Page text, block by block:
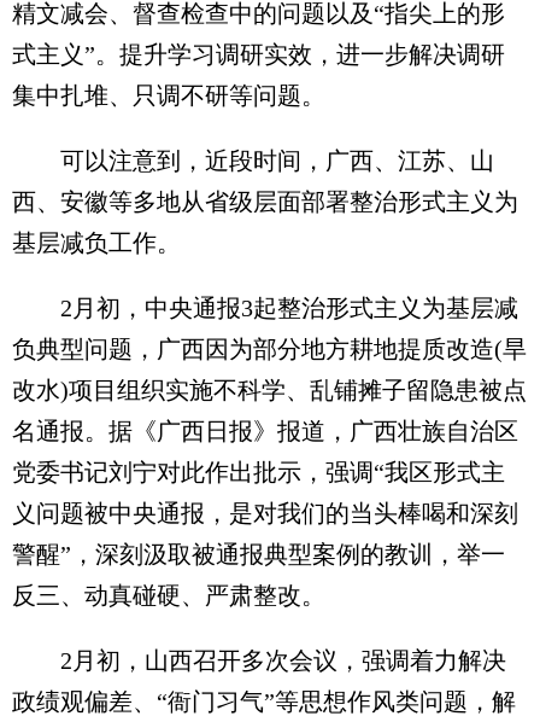
精文减会、督查检查中的问题以及“指尖上的形
式主义”。提升学习调研实效，进一步解决调研
集中扎堆、只调不研等问题。
可以注意到，近段时间，广西、江苏、山
西、安徽等多地从省级层面部署整治形式主义为
基层减负工作。
2月初，中央通报3起整治形式主义为基层减
负典型问题，广西因为部分地方耕地提质改造(旱
改水)项目组织实施不科学、乱铺摊子留隐患被点
名通报。据《广西日报》报道，广西壮族自治区
党委书记刘宁对此作出批示，强调“我区形式主
义问题被中央通报，是对我们的当头棒喝和深刻
警醒”，深刻汲取被通报典型案例的教训，举一
反三、动真碰硬、严肃整改。
2月初，山西召开多次会议，强调着力解决
政绩观偏差、“衙门习气”等思想作风类问题，解